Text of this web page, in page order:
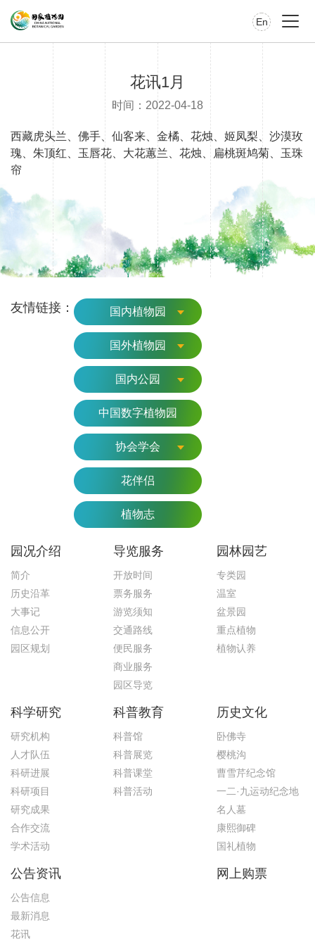
En
花讯1月
时间：2022-04-18
西藏虎头兰、佛手、仙客来、金橘、花烛、姬凤梨、沙漠玫
瑰、朱顶红、玉唇花、大花蕙兰、花烛、扁桃斑鸠菊、玉珠
帘
友情链接： 国内植物园
国外植物园
国内公园
中国数字植物园
协会学会
花伴侣
植物志
园况介绍
简介
历史沿革
大事记
信息公开
园区规划
导览服务
开放时间
票务服务
游览须知
交通路线
便民服务
商业服务
园区导览
园林园艺
专类园
温室
盆景园
重点植物
植物认养
科学研究
研究机构
人才队伍
科研进展
科研项目
研究成果
合作交流
学术活动
科普教育
科普馆
科普展览
科普课堂
科普活动
历史文化
卧佛寺
樱桃沟
曹雪芹纪念馆
一二·九运动纪念地
名人墓
康熙御碑
国礼植物
公告资讯
公告信息
最新消息
花讯
网上购票